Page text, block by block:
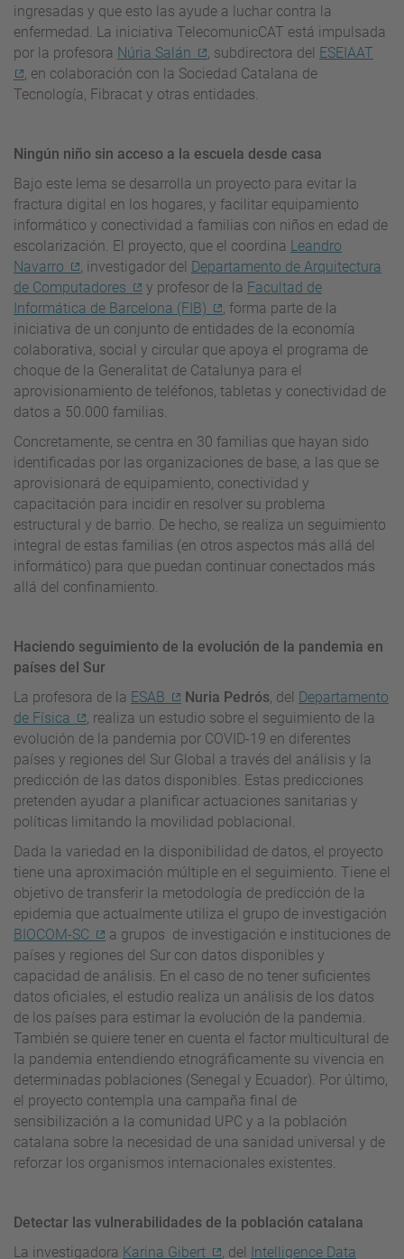
ingresadas y que esto las ayude a luchar contra la
enfermedad. La iniciativa TelecomunicCAT está impulsada
por la profesora Núria Salán , subdirectora del ESEIAAT
, en colaboración con la Sociedad Catalana de
Tecnología, Fibracat y otras entidades.
Ningún niño sin acceso a la escuela desde casa
Bajo este lema se desarrolla un proyecto para evitar la
fractura digital en los hogares, y facilitar equipamiento
informático y conectividad a familias con niños en edad de
escolarización. El proyecto, que el coordina Leandro
Navarro
, investigador del Departamento de Arquitectura
de Computadores
y profesor de la Facultad de
Informática de Barcelona (FIB)
, forma parte de la
iniciativa de un conjunto de entidades de la economía
colaborativa, social y circular que apoya el programa de
choque de la Generalitat de Catalunya para el
aprovisionamiento de teléfonos, tabletas y conectividad de
datos a 50.000 familias.
Concretamente, se centra en 30 familias que hayan sido
identificadas por las organizaciones de base, a las que se
aprovisionará de equipamiento, conectividad y
capacitación para incidir en resolver su problema
estructural y de barrio. De hecho, se realiza un seguimiento
integral de estas familias (en otros aspectos más allá del
informático) para que puedan continuar conectados más
allá del confinamiento.
Haciendo seguimiento de la evolución de la pandemia en
países del Sur
La profesora de la ESAB Nuria Pedrós , del Departamento
de Física
, realiza un estudio sobre el seguimiento de la
evolución de la pandemia por COVID-19 en diferentes
países y regiones del Sur Global a través del análisis y la
predicción de las datos disponibles. Estas predicciones
pretenden ayudar a planificar actuaciones sanitarias y
políticas limitando la movilidad poblacional.
Dada la variedad en la disponibilidad de datos, el proyecto
tiene una aproximación múltiple en el seguimiento. Tiene el
objetivo de transferir la metodología de predicción de la
epidemia que actualmente utiliza el grupo de investigación
BIOCOM-SC
a grupos de investigación e instituciones de
países y regiones del Sur con datos disponibles y
capacidad de análisis. En el caso de no tener suficientes
datos oficiales, el estudio realiza un análisis de los datos
de los países para estimar la evolución de la pandemia.
También se quiere tener en cuenta el factor multicultural de
la pandemia entendiendo etnográficamente su vivencia en
determinadas poblaciones (Senegal y Ecuador). Por último,
el proyecto contempla una campaña final de
sensibilización a la comunidad UPC y a la población
catalana sobre la necesidad de una sanidad universal y de
reforzar los organismos internacionales existentes.
Detectar las vulnerabilidades de la población catalana
La investigadora Karina Gibert , del Intelligence Data